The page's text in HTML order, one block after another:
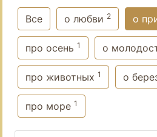
Все о любви 2 о
про осень 1 о
про животных 1 о
про море 1